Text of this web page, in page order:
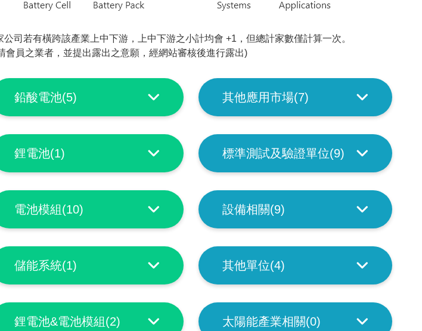
司若有橫跨該產業上中下游，上中下游之小計均會 +1，但總計家數僅計算一次。
會員之業者，並提出露出之意願，經網站審核後進行露出)
鉛酸電池(5)
鋰電池(1)
電池模組(10)
儲能系統(1)
鋰電池&電池模組(2)
其他應用市場(7)
標準測試及驗證單位(9)
設備相關(9)
其他單位(4)
太陽能產業相關(0)